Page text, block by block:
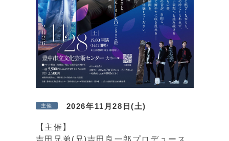
2026年11月28日(土)
主催
【主催】
吉田兄弟(兄)吉田良一郎プロデュース